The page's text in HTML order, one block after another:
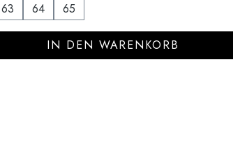
63 64 65
den gewünschten Wert ein
IN DEN WARENKORB